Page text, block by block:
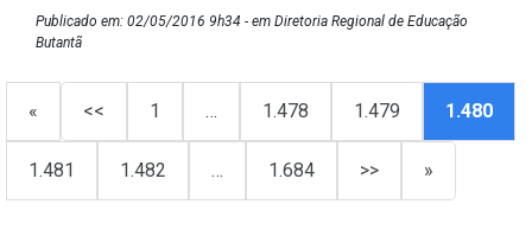
Publicado em: 02/05/2016 9h34 - em Diretoria Regional de Educação
Butantã
« << 1 … 1.478 1.479 1.480
1.481 1.482 … 1.684 >> »